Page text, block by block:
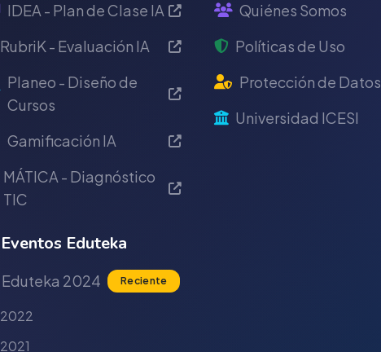
IDEA - Plan de Clase IA
RubriK - Evaluación IA
Planeo - Diseño de
Cursos
Gamificación IA
MÁTICA - Diagnóstico
TIC
Eventos Eduteka
Eduteka 2024 Reciente
2022
2021
Quiénes Somos
Políticas de Uso
Protección de Datos
Universidad ICESI